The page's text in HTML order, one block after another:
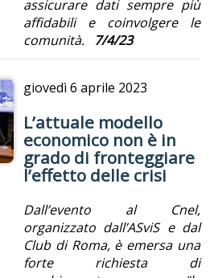
assicurare dati sempre più
affidabili e coinvolgere le
comunità. 7/4/23
giovedì6 aprile 2023
L’attuale modello
economico non è in
grado di fronteggiare
l’effetto delle crisi
Dall’evento al Cnel,
organizzato dall’ASviS e dal
Club di Roma, è emersa una
forte richiesta di